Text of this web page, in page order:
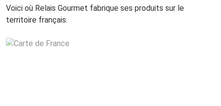
Voici où Relais Gourmet fabrique ses produits sur le
territoire français.